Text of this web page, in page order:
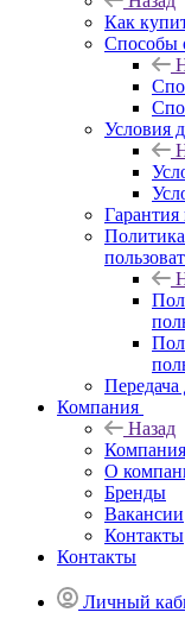
Как
Способы
Условия
Гарантия
Компания
Назад
Компания
О
Бренды
Вакансии
Контакты
Контакты
Личный